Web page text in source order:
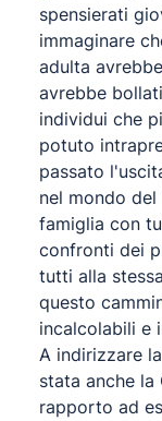
spensierati
immaginare
adulta
avrebbe
individui che
potuto
passato
nel mondo
famiglia con
confronti dei
tutti alla
questo
incalcolabili e
A indirizzare
stata anche la
rapporto ad